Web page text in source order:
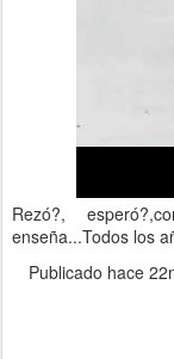
Rezó?,
enseña...Todos los
Publicado hace